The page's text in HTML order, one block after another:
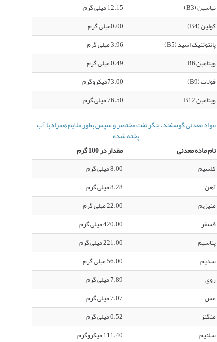
نیاسین (B3)
12.15 میلی گرم
کولین (B4)
0.00میلی گرم
پانتوتنیک اسید (B5)
3.96 میلی گرم
ویتامین B6
0.49 میلی گرم
فولات (B9)
73.00میکروگرم
ویتامین B12
76.50 میلی گرم
مواد معدنی گوسفند، جگر تفت مختصر و سپس بطور ملایم همراه با آب
پخته شده
نام ماده معدنی
مقدار در 100 گرم
کلسیم
8.00 میلی گرم
آهن
8.28 میلی گرم
منیزیم
22.00 میلی گرم
فسفر
420.00 میلی گرم
پتاسیم
221.00 میلی گرم
سدیم
56.00 میلی گرم
روی
7.89 میلی گرم
مس
7.07 میلی گرم
منگنز
0.52 میلی گرم
سلنیم
111.40 میکروگرم